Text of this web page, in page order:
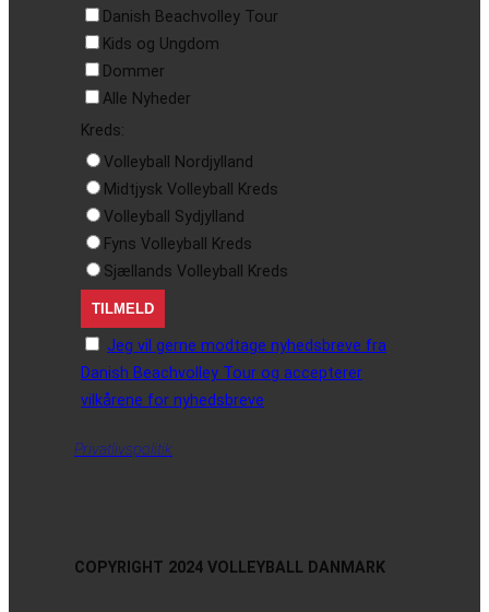
Danish Beachvolley Tour
Kids og Ungdom
Dommer
Alle Nyheder
Kreds:
Volleyball Nordjylland
Midtjysk Volleyball Kreds
Volleyball Sydjylland
Fyns Volleyball Kreds
Sjællands Volleyball Kreds
Jeg vil gerne modtage nyhedsbreve fra
Danish Beachvolley Tour og accepterer
vilkårene for nyhedsbreve
Privatlivspolitik
COPYRIGHT 2024 VOLLEYBALL DANMARK